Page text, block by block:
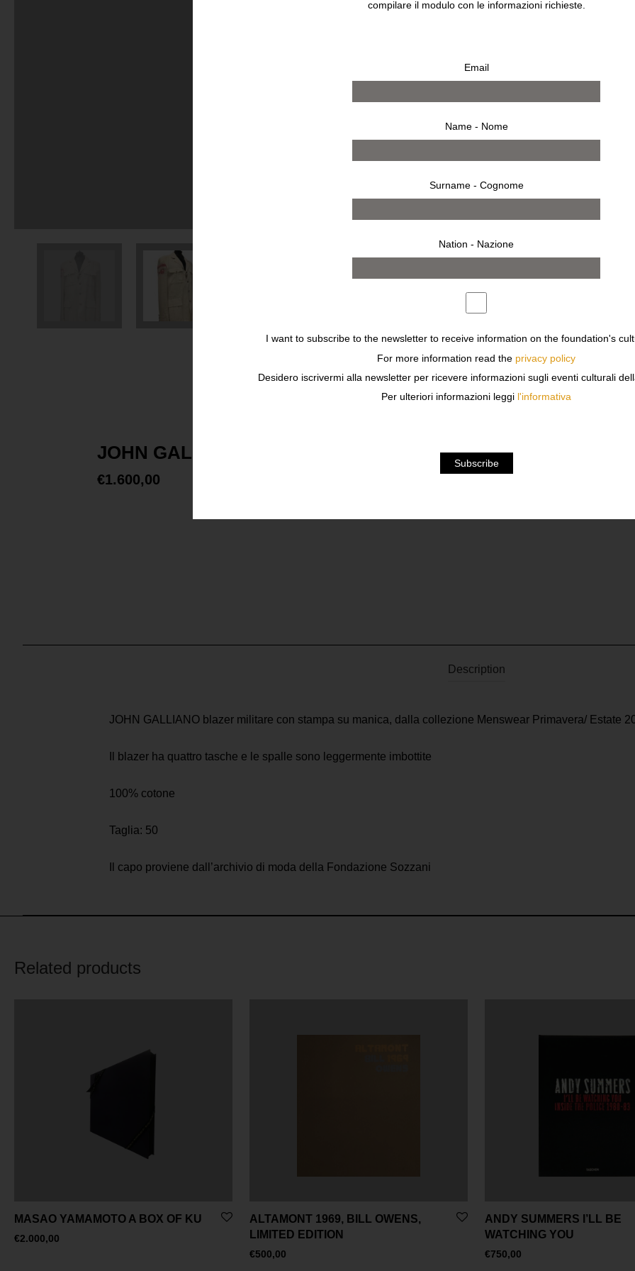
JOHN GALLIANO Blazer Militare – S/S 2008
€1.600,00
Description
JOHN GALLIANO blazer militare con stampa su manica, dalla collezione Menswear Primavera/ Estate
Il blazer ha quattro tasche e le spalle sono leggermente imbottite
100% cotone
Taglia: 50
Il capo proviene dall’archivio di moda della Fondazione Sozzani
Related products
MASAO YAMAMOTO A BOX OF KU
€2.000,00
ALTAMONT 1969, BILL OWENS,
LIMITED EDITION
€500,00
ANDY SUMMERS I’LL BE
WATCHING YOU
€750,00
compilare il modulo con le informazioni richieste.
Email
Name - Nome
Surname - Cognome
Nation - Nazione
I want to subscribe to the newsletter to receive information on the foundation's
For more information read the privacy policy
Desidero iscrivermi alla newsletter per ricevere informazioni sugli eventi culturali
Per ulteriori informazioni leggi l'informativa